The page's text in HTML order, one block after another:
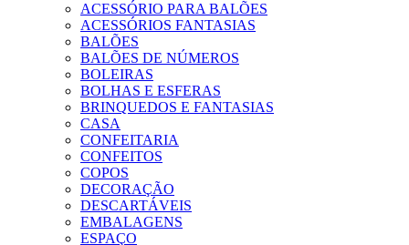
ACESSÓRIO PARA BALÕES
ACESSÓRIOS FANTASIAS
BALÕES
BALÕES DE NÚMEROS
BOLEIRAS
BOLHAS E ESFERAS
BRINQUEDOS E FANTASIAS
CASA
CONFEITARIA
CONFEITOS
COPOS
DECORAÇÃO
DESCARTÁVEIS
EMBALAGENS
ESPAÇO